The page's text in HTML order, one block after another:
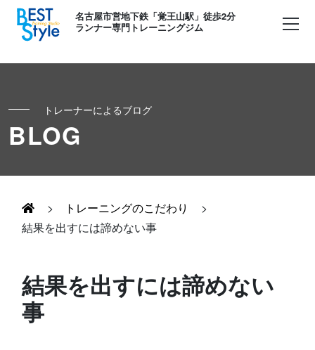
名古屋市営地下鉄「覚王山駅」徒歩2分
ランナー専門トレーニングジム
初めての方へ
お客様の声
Runner's パーソナル
キッズ・かけっこ
お知らせ
トレーナーによるブログ
BLOG
> トレーニングのこだわり
>
結果を出すには諦めない事
結果を出すには諦めない
事